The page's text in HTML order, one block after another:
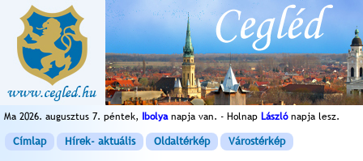
Ma 2026. augusztus 7. péntek, Ibolyanapja van. - Holnap Lászlónapja lesz.
Címlap Hírek- aktuális Oldaltérkép Várostérkép